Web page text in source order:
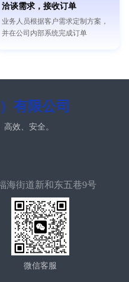
洽谈需求，接收订单
业务人员根据客户需求定制方案，
并在公司内部系统完成订单
有限公司
效、安全。
海街道新和东五巷9号
微信客服